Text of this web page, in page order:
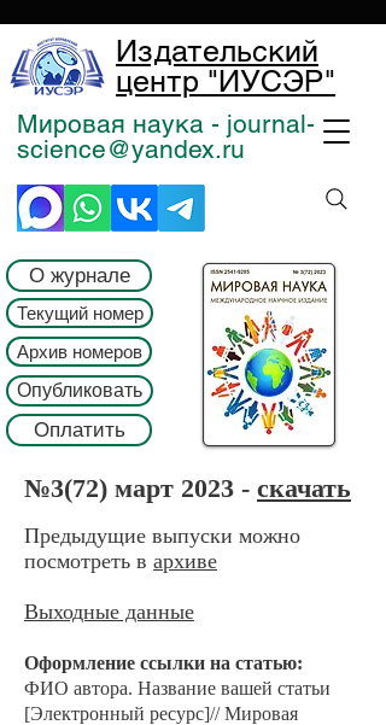
Издательский
центр "ИУСЭР"
Мировая наука - journal-
science@yandex.ru
О журнале
Текущий номер
Архив номеров
Опубликовать
Оплатить
№3(72) март 2023 - скачать
Предыдущие выпуски можно
посмотреть в архиве
Выходные данные
Оформление ссылки на статью:
ФИО автора. Название вашей статьи
[Электронный ресурс]// Мировая